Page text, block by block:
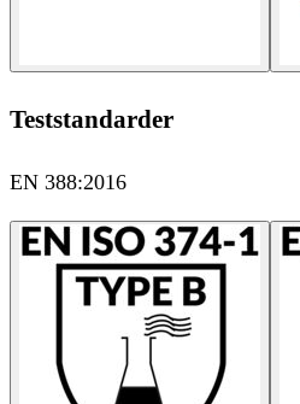
Teststandarder
EN 388:2016